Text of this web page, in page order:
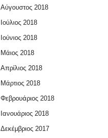
Αύγουστος 2018
Ιούλιος 2018
Ιούνιος 2018
Μάιος 2018
Απρίλιος 2018
Μάρτιος 2018
Φεβρουάριος 2018
Ιανουάριος 2018
Δεκέμβριος 2017